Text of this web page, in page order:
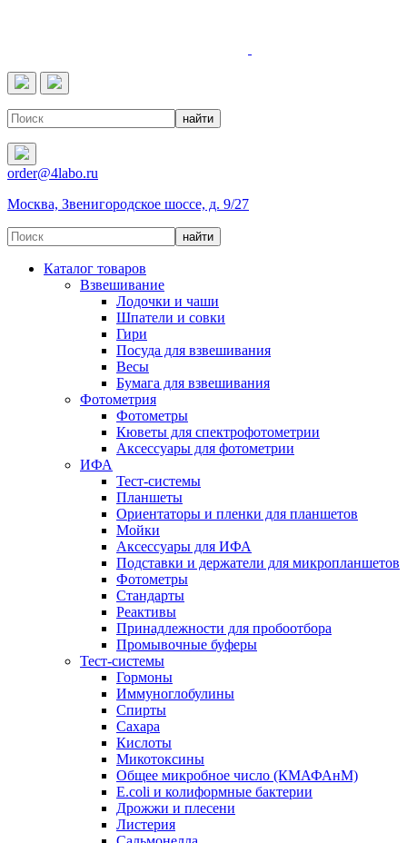
order@4labo.ru
Москва, Звенигородское шоссе, д. 9/27
Каталог товаров
Взвешивание
Лодочки и чаши
Шпатели и совки
Гири
Посуда для взвешивания
Весы
Бумага для взвешивания
Фотометрия
Фотометры
Кюветы для спектрофотометрии
Аксессуары для фотометрии
ИФА
Тест-системы
Планшеты
Ориентаторы и пленки для планшетов
Мойки
Аксессуары для ИФА
Подставки и держатели для микропланшетов
Фотометры
Стандарты
Реактивы
Принадлежности для пробоотбора
Промывочные буферы
Тест-системы
Гормоны
Иммуноглобулины
Спирты
Сахара
Кислоты
Микотоксины
Общее микробное число (КМАФАнМ)
E.coli и колиформные бактерии
Дрожжи и плесени
Листерия